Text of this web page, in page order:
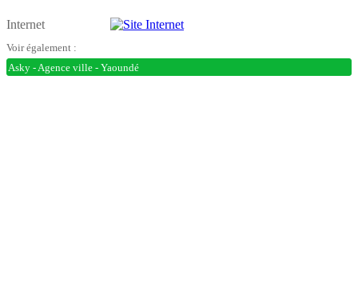
Internet
Voir également :
Asky - Agence ville - Yaoundé